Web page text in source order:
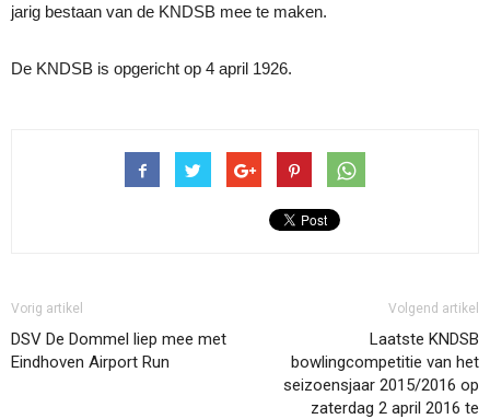
jarig bestaan van de KNDSB mee te maken.
De KNDSB is opgericht op 4 april 1926.
Vorig artikel
DSV De Dommel liep mee met
Eindhoven Airport Run
Volgend artikel
Laatste KNDSB
bowlingcompetitie van het
seizoensjaar 2015/2016 op
zaterdag 2 april 2016 te